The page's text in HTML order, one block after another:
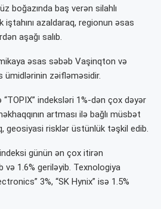
boğazında baş verən silahlı
azaldaraq, regionun əsas
aşağı salıb.
əsas səbəb Vaşinqton və
ümidlərinin zəifləməsidir.
“TOPIX” indeksləri 1%-dən çox dəyər
artması ilə bağlı müsbət
geosiyasi risklər üstünlük təşkil edib.
günün ən çox itirən
1.6% geriləyib. Texnologiya
3%, “SK Hynix” isə 1.5%